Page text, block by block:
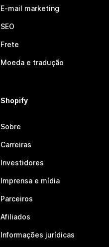
E-mail marketing
SEO
Frete
Moeda e tradução
Shopify
Sobre
Carreiras
Investidores
Imprensa e mídia
Parceiros
Afiliados
Informações jurídicas